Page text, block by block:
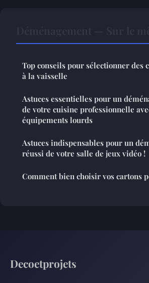
Top conseils pour sélectionner des
à la vaisselle
Astuces essentielles pour un
de votre cuisine professionnelle
équipements lourds
Astuces indispensables pour un
réussi de votre salle de jeux vidéo !
Comment bien choisir vos cartons
Decoetprojets